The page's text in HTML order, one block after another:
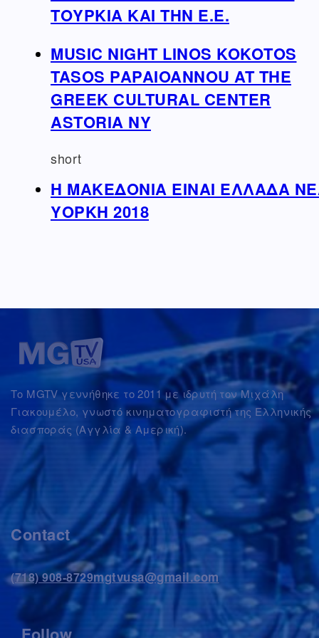
ΤΟΥΡΚΙΑ ΚΑΙ ΤΗΝ Ε.Ε.
MUSIC NIGHT LINOS KOKOTOS
TASOS PAPAIOANNOU AT THE
GREEK CULTURAL CENTER
ASTORIA NY
short
Η ΜΑΚΕΔΟΝΙΑ ΕΙΝΑΙ ΕΛΛΑΔΑ
ΥΟΡΚΗ 2018
Το MGTV γεννήθηκε το 2011 με ιδρυτή τον Μιχάλη
Γιακουμέλο, γνωστό κινηματογραφιστή της Ελληνικής
διασποράς (Αγγλία & Αμερική).
Contact
(718) 908-8729mgtvusa@gmail.com